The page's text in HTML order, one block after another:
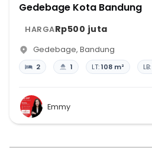
Gedebage Kota Bandung
HARGARp500 juta
Gedebage, Bandung
2 1 LT:108 m² LB:
Emmy